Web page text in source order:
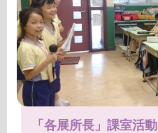
「各展所長」課室活動